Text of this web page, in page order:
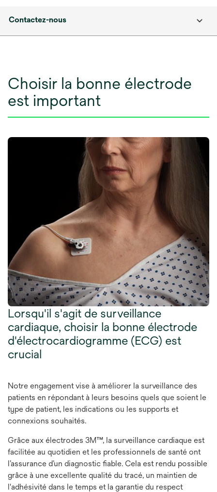
Contactez-nous
Choisir la bonne électrode
est important
Lorsqu'il s'agit de surveillance
cardiaque, choisir la bonne électrode
d'électrocardiogramme (ECG) est
crucial
Notre engagement vise à améliorer la surveillance des
patients en répondant à leurs besoins quels que soient le
type de patient, les indications ou les supports et
connexions souhaités.
Grâce aux électrodes 3M™, la surveillance cardiaque est
facilitée au quotidien et les professionnels de santé ont
l’assurance d’un diagnostic fiable. Cela est rendu possible
grâce à une excellente qualité du tracé, un maintien de
l'adhésivité dans le temps et la garantie du respect